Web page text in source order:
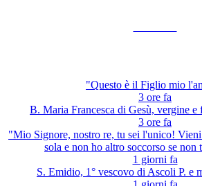
"Questo è il Figlio mio
3 ore fa
B. Maria Francesca di Gesù, vergine
3 ore fa
"Mio Signore, nostro re, tu sei l'unico!
sola e non ho altro soccorso se non
1 giorni fa
S. Emidio, 1° vescovo di Ascoli P. e